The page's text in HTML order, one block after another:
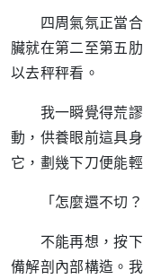
四周氣氛正當合
臟就在第二至第五
以去秤秤看。
我一瞬覺得荒謬
動，供養眼前這具
它，劃幾下刀便能
「怎麼還不切？
不能再想，按下
備解剖內部構造。